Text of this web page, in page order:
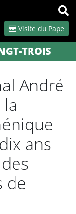
Visite du Pape
OK
TROIS
André
ans
de